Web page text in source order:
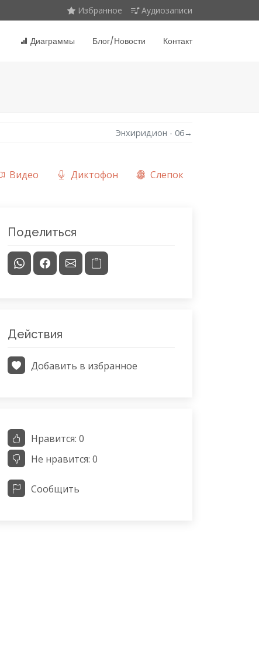
Избранное Аудиозаписи
Диаграммы Блог/Новости Контакт
Энхиридион - 06→
Видео Диктофон Слепок
Поделиться
Действия
Добавить в избранное
Нравится: 0
Не нравится: 0
Сообщить